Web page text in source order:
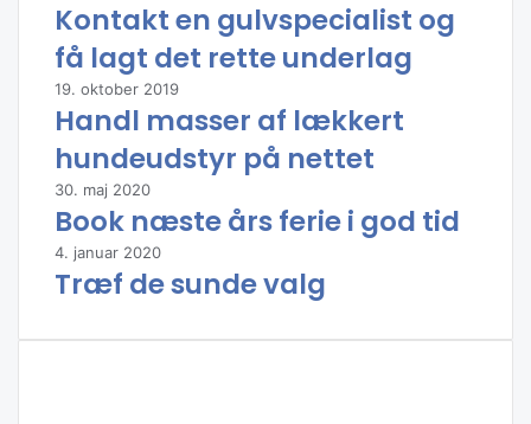
Kontakt en gulvspecialist og
få lagt det rette underlag
19. oktober 2019
Handl masser af lækkert
hundeudstyr på nettet
30. maj 2020
Book næste års ferie i god tid
4. januar 2020
Træf de sunde valg